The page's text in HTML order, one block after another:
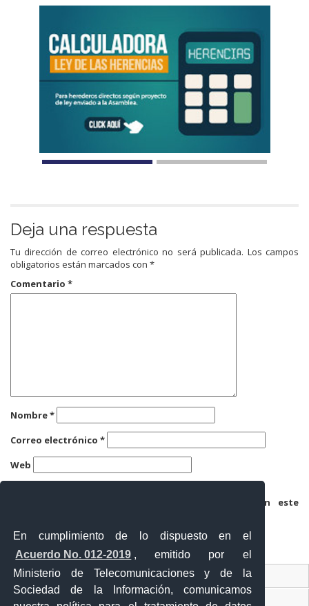
En cumplimiento de lo dispuesto en el
Acuerdo No. 012-2019 , emitido por el
Ministerio de Telecomunicaciones y de la
Sociedad de la Información, comunicamos
Deja una respuesta
Tu dirección de correo electrónico no será publicada. Los campos
obligatorios están marcados con *
Comentario *
Nombre*
Correo electrónico *
Web
Guarda mi nombre, correo electrónico y web en este
Ventanilla Única Virtual
Ventanilla Única de Comercio Exterior